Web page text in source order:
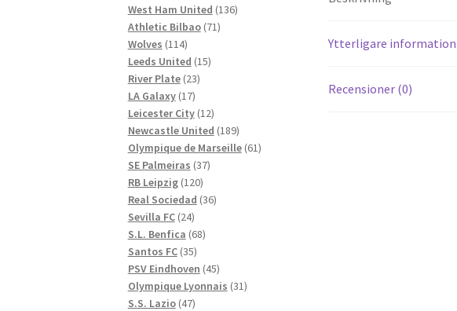
Ytterligare information
Recensioner (0)
produkter
West Ham United 136136
Athletic Bilbao 7171
Wolves 114114
produkter
Leeds United 1515
River Plate 2323
LA Galaxy 1717
produkter
Leicester City 1212
produkter
Newcastle United 189189
produkter
Olympique de Marseille 6161
SE Palmeiras 3737
RB Leipzig 120120
produkter
Real Sociedad 3636
Sevilla FC 2424
produkter
S.L. Benfica 6868
Santos FC 3535
produkter
PSV Eindhoven 4545
produkter
Olympique Lyonnais 3131
S.S. Lazio 4747